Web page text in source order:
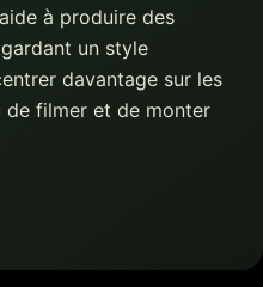
à produire des
un style
davantage sur les
de filmer et de monter